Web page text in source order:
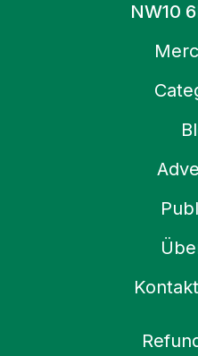
NW10